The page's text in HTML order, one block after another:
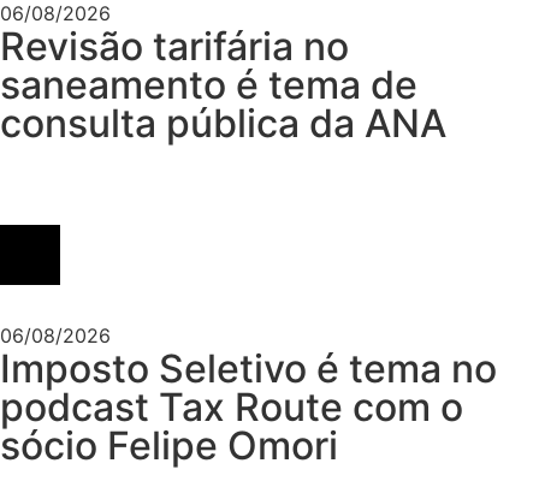
06/08/2026
Revisão tarifária no
saneamento é tema de
consulta pública da ANA
06/08/2026
Imposto Seletivo é tema no
podcast Tax Route com o
sócio Felipe Omori